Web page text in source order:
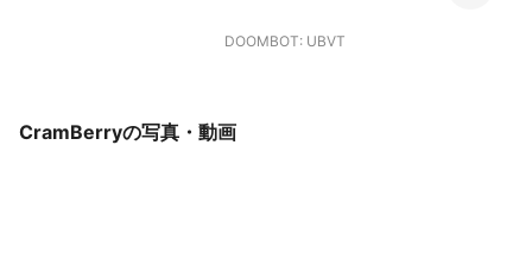
DOOMBOT: UBVT
CramBerryの写真・動画